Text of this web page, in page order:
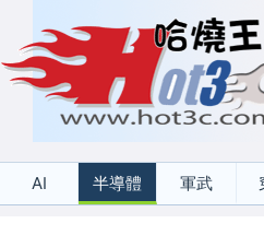
AI 半導體 軍武